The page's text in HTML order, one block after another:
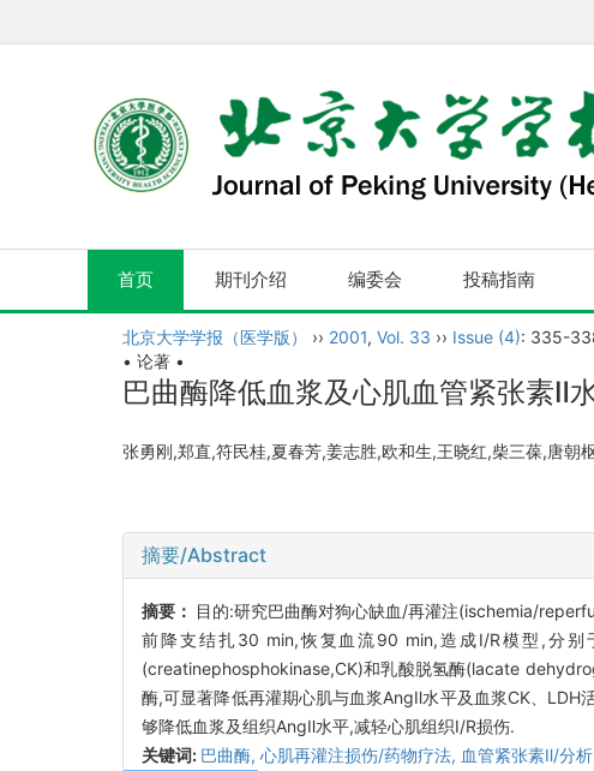
首页 期刊介绍 编委会 投稿指南
北京大学学报（医学版） ›› 2001, Vol. 33 ›› Issue (4): 335-
• 论著 •
巴曲酶降低血浆及心肌血管紧张素Ⅱ
张勇刚,郑直,符民桂,夏春芳,姜志胜,欧和生,王晓红,柴三葆,唐朝
摘要/Abstract
摘要： 目的:研究巴曲酶对狗心缺血/再灌注(ischemia/
前降支结扎30 min,恢复血流90 min,造成I/R模型,分
(creatinephosphokinase,CK)和乳酸脱氢酶(lacate
酶,可显著降低再灌期心肌与血浆AngⅡ水平及血浆CK、
够降低血浆及组织AngⅡ水平,减轻心肌组织I/R损伤.
关键词: 巴曲酶, 心肌再灌注损伤/药物疗法, 血管紧张素Ⅱ/分